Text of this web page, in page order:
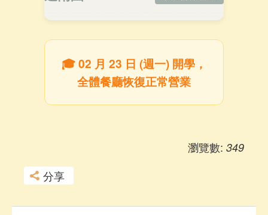
🎓 02 月 23 日 (週一) 開學，
全體餐廳恢復正常營業
瀏覽數: 349
分享